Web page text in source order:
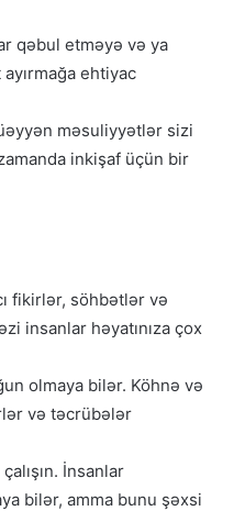
qəbul etməyə və ya
ehtiyac
məsuliyyətlər sizi
inkişaf üçün bir
fikirlər, söhbətlər və
insanlar həyatınıza çox
olmaya bilər. Köhnə və
və təcrübələr
İnsanlar
bilər, amma bunu şəxsi